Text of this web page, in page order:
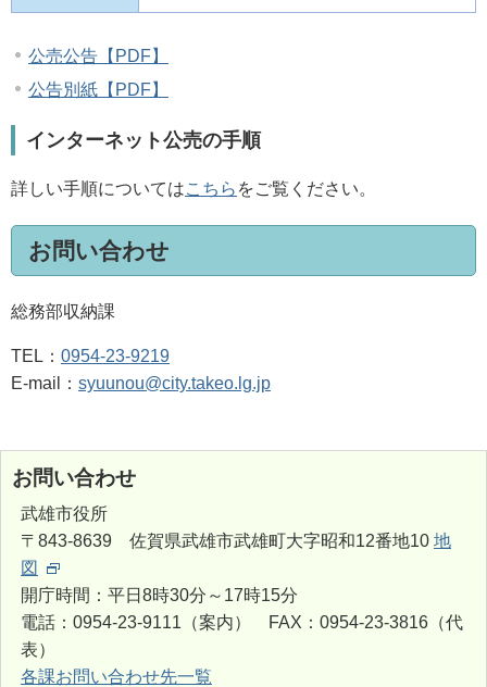
公売公告【PDF】
公告別紙【PDF】
インターネット公売の手順
詳しい手順についてはこちら をご覧ください。
お問い合わせ
総務部収納課
TEL： 0954-23-9219
E-mail： syuunou@city.takeo.lg.jp
お問い合わせ
武雄市役所
〒843-8639 佐賀県武雄市武雄町大字昭和12番地10 地
図
開庁時間：平日8時30分～17時15分
電話：0954-23-9111（案内） FAX：0954-23-3816（代
表）
各課お問い合わせ先一覧